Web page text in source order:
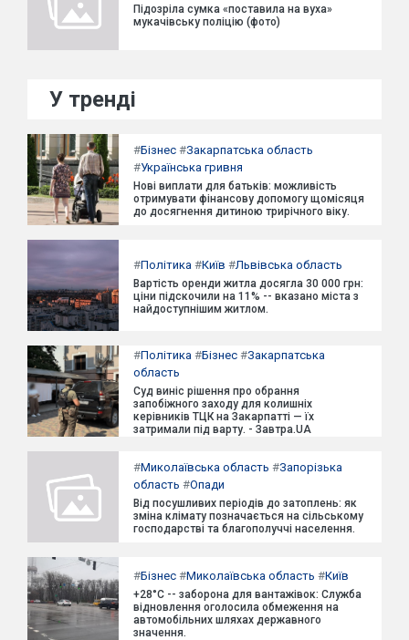
Підозріла сумка «поставила на вуха»
мукачівську поліцію (фото)
У тренді
#Бізнес #Закарпатська область
#Українська гривня
Нові виплати для батьків: можливість
отримувати фінансову допомогу щомісяця
до досягнення дитиною трирічного віку.
#Політика #Київ #Львівська область
Вартість оренди житла досягла 30 000 грн:
ціни підскочили на 11% -- вказано міста з
найдоступнішим житлом.
#Політика #Бізнес #Закарпатська
область
Суд виніс рішення про обрання
запобіжного заходу для колишніх
керівників ТЦК на Закарпатті — їх
затримали під варту. - Завтра.UA
#Миколаївська область #Запорізька
область #Опади
Від посушливих періодів до затоплень: як
зміна клімату позначається на сільському
господарстві та благополуччі населення.
#Бізнес #Миколаївська область #Київ
+28°C -- заборона для вантажівок: Служба
відновлення оголосила обмеження на
автомобільних шляхах державного
значення.